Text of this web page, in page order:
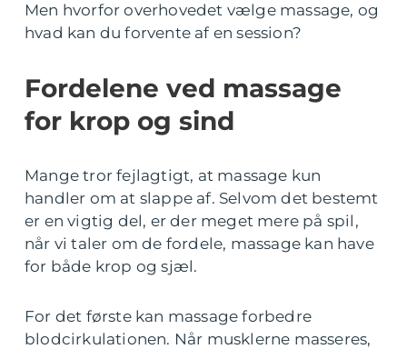
Men hvorfor overhovedet vælge massage, og
hvad kan du forvente af en session?
Fordelene ved massage
for krop og sind
Mange tror fejlagtigt, at massage kun
handler om at slappe af. Selvom det bestemt
er en vigtig del, er der meget mere på spil,
når vi taler om de fordele, massage kan have
for både krop og sjæl.
For det første kan massage forbedre
blodcirkulationen. Når musklerne masseres,